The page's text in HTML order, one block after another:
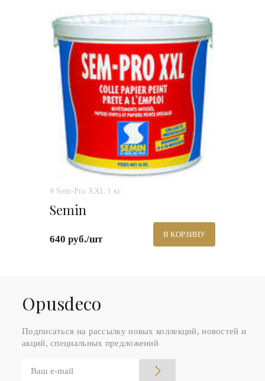
# Sem-Pro XXL 1 кг.
Semin
640 руб./шт В КОРЗИНУ
Оpusdeco
Подписаться на рассылку новых коллекций, новостей и
акций, специальных предложений